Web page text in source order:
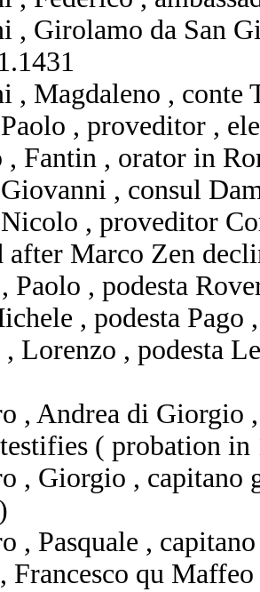
, Girolamo da San
, Magdaleno , conte
, proveditor ,
, Fantin , orator in
, consul
, proveditor
after Marco Zen
Paolo , podesta
, podesta Pago
Lorenzo , podesta
, Andrea di Giorgio
( probation in
, Giorgio , capitano
, Pasquale ,
Francesco qu